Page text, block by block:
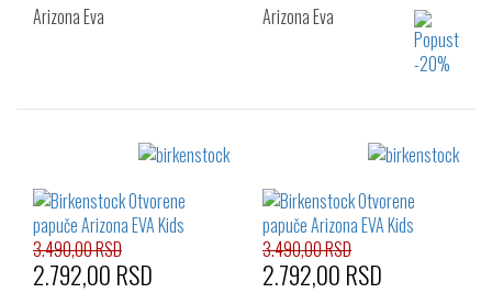
Izaberi željeni broj:
28
30
31
32
33
Arizona Eva
Izaberi željeni broj:
27
29
30
31
32
Arizona Eva
3.490,00 RSD
2.792,00 RSD
3.490,00 RSD
2.792,00 RSD